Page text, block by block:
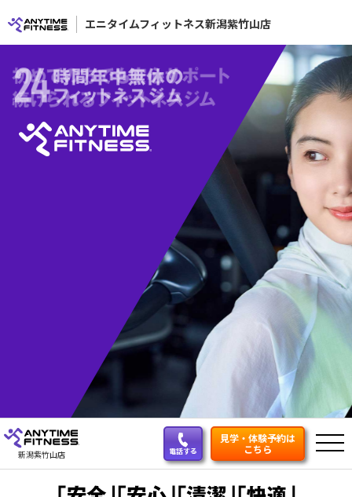
エニタイムフィットネス新潟紫竹山店
新潟紫竹山店 電話する
見学・体験予約は
こちら